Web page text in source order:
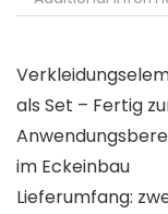
als Set – Fertig
im Eckeinbau
Lieferumfang: